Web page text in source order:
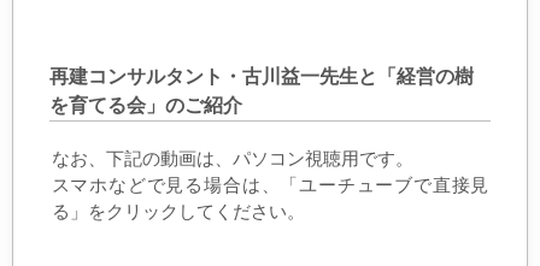
再建コンサルタント・古川益一先生と「経営の樹
を育てる会」のご紹介
なお、下記の動画は、パソコン視聴用です。
スマホなどで見る場合は、「ユーチューブで直接見
る」をクリックしてください。